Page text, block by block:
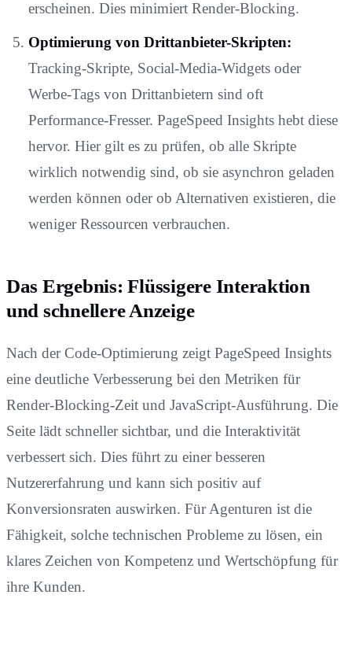
erscheinen. Dies minimiert Render-Blocking.
Optimierung von Drittanbieter-Skripten:
Tracking-Skripte, Social-Media-Widgets oder
Werbe-Tags von Drittanbietern sind oft
Performance-Fresser. PageSpeed Insights hebt diese
hervor. Hier gilt es zu prüfen, ob alle Skripte
wirklich notwendig sind, ob sie asynchron geladen
werden können oder ob Alternativen existieren, die
weniger Ressourcen verbrauchen.
Das Ergebnis: Flüssigere Interaktion
und schnellere Anzeige
Nach der Code-Optimierung zeigt PageSpeed Insights
eine deutliche Verbesserung bei den Metriken für
Render-Blocking-Zeit und JavaScript-Ausführung. Die
Seite lädt schneller sichtbar, und die Interaktivität
verbessert sich. Dies führt zu einer besseren
Nutzererfahrung und kann sich positiv auf
Konversionsraten auswirken. Für Agenturen ist die
Fähigkeit, solche technischen Probleme zu lösen, ein
klares Zeichen von Kompetenz und Wertschöpfung für
ihre Kunden.